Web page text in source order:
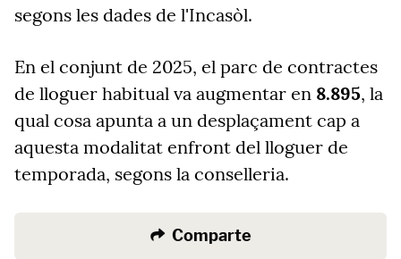
segons les dades de l'Incasòl.
En el conjunt de 2025, el parc de contractes
de lloguer habitual va augmentar en 8.895, la
qual cosa apunta a un desplaçament cap a
aquesta modalitat enfront del lloguer de
temporada, segons la conselleria.
Comparte